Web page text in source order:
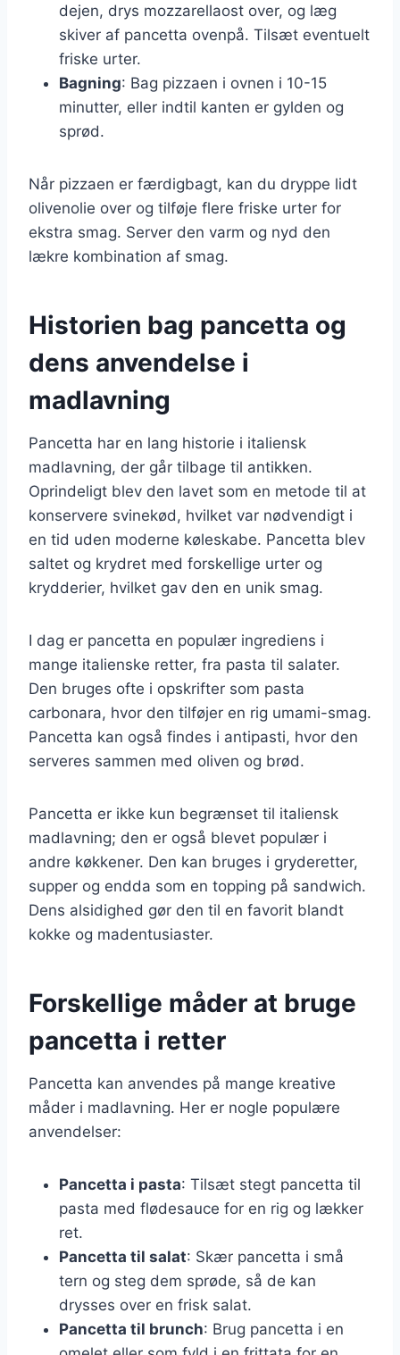
dejen, drys mozzarellaost over, og læg
skiver af pancetta ovenpå. Tilsæt eventuelt
friske urter.
Bagning: Bag pizzaen i ovnen i 10-15
minutter, eller indtil kanten er gylden og
sprød.
Når pizzaen er færdigbagt, kan du dryppe lidt
olivenolie over og tilføje flere friske urter for
ekstra smag. Server den varm og nyd den
lækre kombination af smag.
Historien bag pancetta og
dens anvendelse i
madlavning
Pancetta har en lang historie i italiensk
madlavning, der går tilbage til antikken.
Oprindeligt blev den lavet som en metode til at
konservere svinekød, hvilket var nødvendigt i
en tid uden moderne køleskabe. Pancetta blev
saltet og krydret med forskellige urter og
krydderier, hvilket gav den en unik smag.
I dag er pancetta en populær ingrediens i
mange italienske retter, fra pasta til salater.
Den bruges ofte i opskrifter som pasta
carbonara, hvor den tilføjer en rig umami-smag.
Pancetta kan også findes i antipasti, hvor den
serveres sammen med oliven og brød.
Pancetta er ikke kun begrænset til italiensk
madlavning; den er også blevet populær i
andre køkkener. Den kan bruges i gryderetter,
supper og endda som en topping på sandwich.
Dens alsidighed gør den til en favorit blandt
kokke og madentusiaster.
Forskellige måder at bruge
pancetta i retter
Pancetta kan anvendes på mange kreative
måder i madlavning. Her er nogle populære
anvendelser:
Pancetta i pasta: Tilsæt stegt pancetta til
pasta med flødesauce for en rig og lækker
ret.
Pancetta til salat: Skær pancetta i små
tern og steg dem sprøde, så de kan
drysses over en frisk salat.
Pancetta til brunch: Brug pancetta i en